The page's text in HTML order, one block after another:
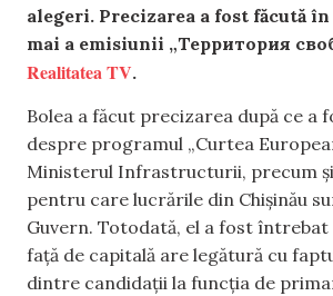
alegeri. Precizarea a fost făcută
mai a emisiunii „Территория
Realitatea TV.
Bolea a făcut precizarea după ce a
despre programul „Curtea
Ministerul Infrastructurii, precum
pentru care lucrările din Chișinău
Guvern. Totodată, el a fost
față de capitală are legătură cu
dintre candidații la funcția de